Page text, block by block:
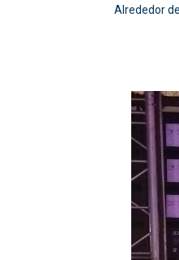
Alrededor